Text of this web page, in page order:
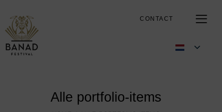
CONTACT
Alle portfolio-items